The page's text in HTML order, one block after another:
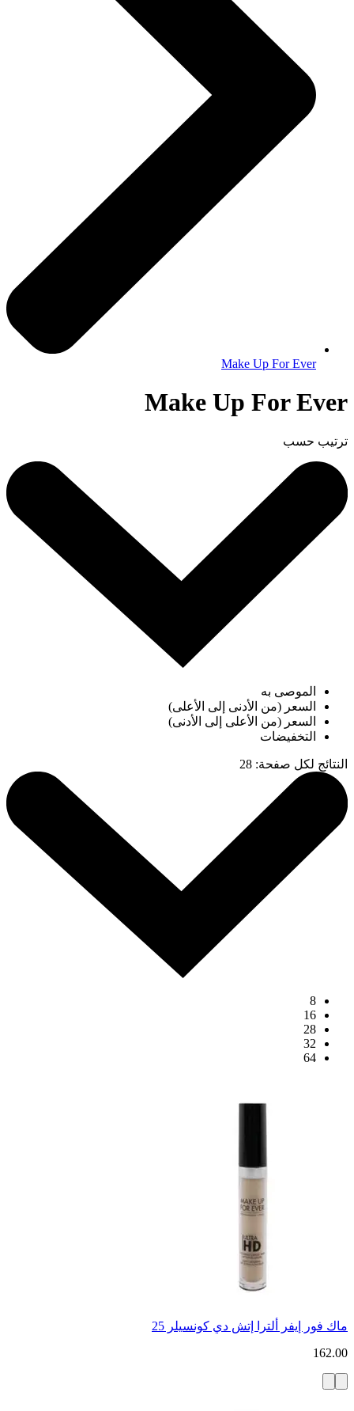
Make Up For Ever
Make Up For Ever
ترتيب حسب
الموصى به
السعر (من الأدنى إلى الأعلى)
السعر (من الأعلى إلى الأدنى)
التخفيضات
النتائج لكل صفحة:
28
8
16
28
32
64
ماك فور إيفر ألترا إتش دي كونسيلر 25
162.00